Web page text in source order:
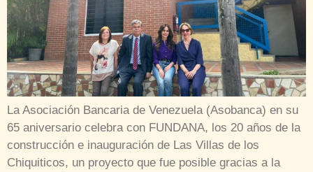
La Asociación Bancaria de Venezuela (Asobanca) en su
65 aniversario celebra con FUNDANA, los 20 años de la
construcción e inauguración de Las Villas de los
Chiquiticos, un proyecto que fue posible gracias a la